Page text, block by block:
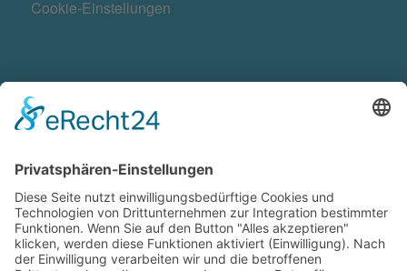
Cookie-Einstellungen
KONTAKTDATEN
Radwegekonzept.de ist ein Produkt der
Ge-Komm GmbH